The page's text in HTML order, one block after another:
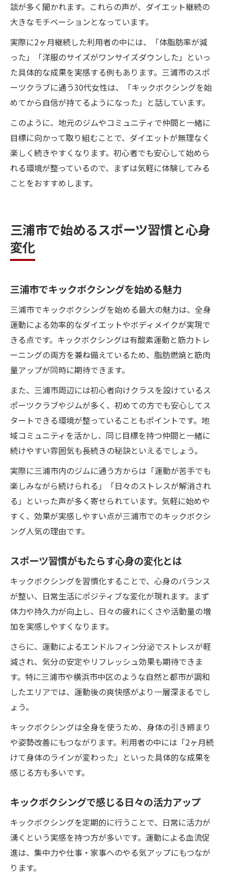
談が多く聞かれます。これらの声が、ダイエット継続の
大きなモチベーションとなっています。
実際に2ヶ月継続した利用者の中には、「体脂肪率が減
った」「洋服のサイズがワンサイズダウンした」といっ
た具体的な成果を実感する例もあります。三浦市のスポ
ーツクラブに通う30代女性は、「キックボクシングを始
めてから自信が持てるようになった」と話しています。
このように、地元のジムやコミュニティで仲間と一緒に
目標に向かって取り組むことで、ダイエットが無理なく
楽しく続きやすくなります。初心者でも安心して始めら
れる環境が整っているので、まずは気軽に体験してみる
ことをおすすめします。
三浦市で始めるスポーツ習慣と心身
変化
三浦市でキックボクシングを始める魅力
三浦市でキックボクシングを始める最大の魅力は、全身
運動による効率的なダイエットやボディメイクが実現で
きる点です。キックボクシングは有酸素運動と筋力トレ
ーニングの両方を兼ね備えているため、脂肪燃焼と筋肉
量アップが同時に期待できます。
また、三浦市周辺には初心者向けクラスを設けているス
ポーツクラブやジムが多く、初めての方でも安心してス
タートできる環境が整っていることもポイントです。地
域コミュニティを活かし、同じ目標を持つ仲間と一緒に
続けやすい雰囲気も長続きの秘訣といえるでしょう。
実際に三浦市内のジムに通う方からは「運動が苦手でも
楽しみながら続けられる」「日々のストレスが解消され
る」といった声が多く寄せられています。気軽に始めや
すく、効果が実感しやすい点が三浦市でのキックボクシ
ング人気の理由です。
スポーツ習慣がもたらす心身の変化とは
キックボクシングを習慣化することで、心身のバランス
が整い、日常生活にポジティブな変化が現れます。まず
体力や持久力が向上し、日々の疲れにくさや活動量の増
加を実感しやすくなります。
さらに、運動によるエンドルフィン分泌でストレスが軽
減され、気分の安定やリフレッシュ効果も期待できま
す。特に三浦市や横浜市中区のような自然と都市が調和
したエリアでは、運動後の爽快感がより一層深まるでし
ょう。
キックボクシングは全身を使うため、身体の引き締まり
や姿勢改善にもつながります。利用者の中には「2ヶ月続
けて身体のラインが変わった」といった具体的な成果を
感じる方も多いです。
キックボクシングで感じる日々の活力アップ
キックボクシングを定期的に行うことで、日常に活力が
湧くという実感を持つ方が多いです。運動による血流促
進は、集中力や仕事・家事へのやる気アップにもつなが
ります。